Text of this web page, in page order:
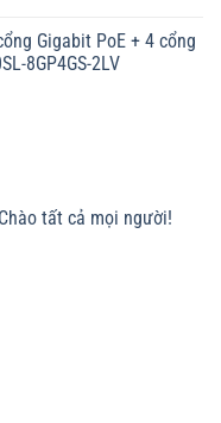
Gigabit PoE + 4 cổng
8GP4GS-2LV
Chào tất cả mọi người!